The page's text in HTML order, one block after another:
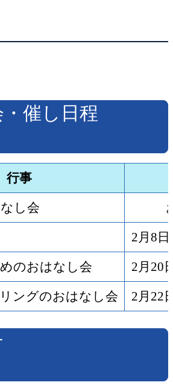
催し日程
行事
し会
2月8
のおはなし会 2月20
ングのおはなし会 2月22